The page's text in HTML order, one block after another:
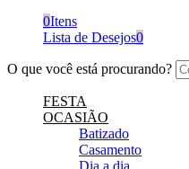
0Itens
Lista de Desejos0
O que você está procurando?
FESTA
OCASIÃO
Batizado
Casamento